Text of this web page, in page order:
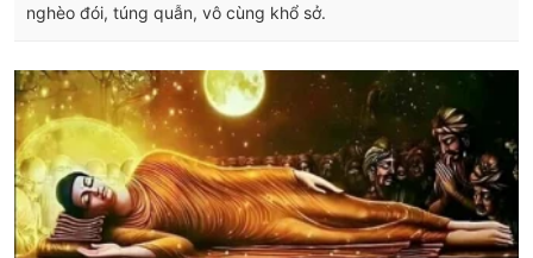
nghèo đói, túng quẫn, vô cùng khổ sở.